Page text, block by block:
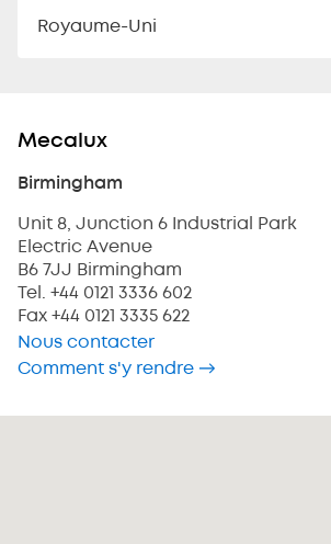
Royaume-Uni
Mecalux
Birmingham
Unit 8, Junction 6 Industrial Park
Electric Avenue
B6 7JJ Birmingham
Tel. +44 0121 3336 602
Fax +44 0121 3335 622
Nous contacter
Comment s'y rendre →